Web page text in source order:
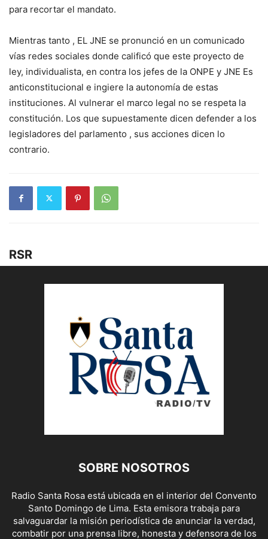
para recortar el mandato.
Mientras tanto , EL JNE se pronunció en un comunicado
vías redes sociales donde calificó que este proyecto de
ley, individualista, en contra los jefes de la ONPE y JNE Es
anticonstitucional e ingiere la autonomía de estas
instituciones. Al vulnerar el marco legal no se respeta la
constitución. Los que supuestamente dicen defender a los
legisladores del parlamento , sus acciones dicen lo
contrario.
RSR
SOBRE NOSOTROS
Radio Santa Rosa está ubicada en el interior del Convento
Santo Domingo de Lima. Esta emisora trabaja para
salvaguardar la misión periodística de anunciar la verdad,
combatir por una prensa libre, honesta y defensora de los